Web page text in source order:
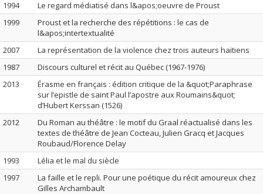
1994
Le regard médiatisé dans l&apos;oeuvre de Proust
1999
Proust et la recherche des répétitions : le cas de
l&apos;intertextualité
2007
La représentation de la violence chez trois auteurs haïtiens
1987
Discours culturel et récit au Québec (1967-1976)
2013
Érasme en français : édition critique de la &quot;Paraphrase
sur l’epistle de saint Paul l’apostre aux Roumains&quot;
d’Hubert Kerssan (1526)
2012
Du Roman au théâtre : le motif du Graal réactualisé dans les
textes de théâtre de Jean Cocteau, Julien Gracq et Jacques
Roubaud/Florence Delay
1993
Lélia et le mal du siècle
1997
La faille et le repli. Pour une poétique du récit amoureux chez
Gilles Archambault